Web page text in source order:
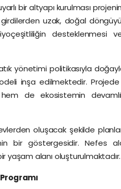
bir altyapı kurulması
uzak, doğal
desteklenmesi
yönetimi politikasıyla
inşa edilmektedir.
de ekosistemin
oluşacak şekilde
bir göstergesidir. Nefes
yaşam alanı oluşturulmaktadır.